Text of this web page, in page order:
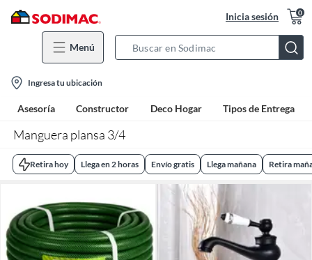
Inicia sesión 0
Menú
Bar
location-
icon
Ingresa tu ubicación
Asesoría Constructor Deco Hogar Tipos de Entrega
Manguera plansa 3/4
Retira hoy Llega en 2 horas Envío gratis Llega mañana Retira